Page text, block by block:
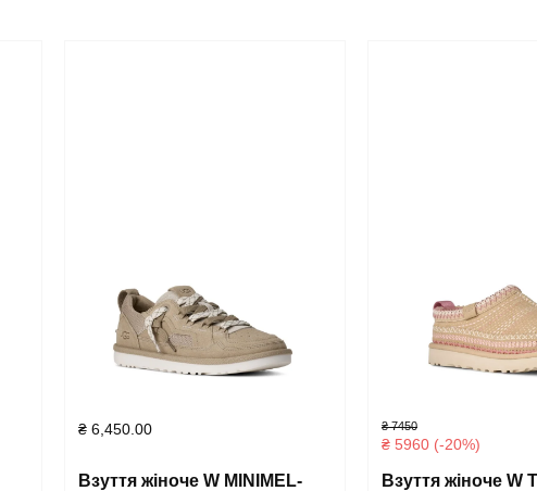
₴ 6,450.00
Взуття жіноче W MINIMEL-
₴ 7450
₴ 5960 (-20%)
Взуття жіноче W